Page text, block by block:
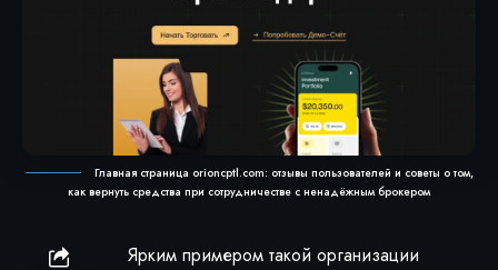
Главная страница orioncptl.com: отзывы пользователей и советы о том,
как вернуть средства при сотрудничестве с ненадёжным брокером
Ярким примером такой организации